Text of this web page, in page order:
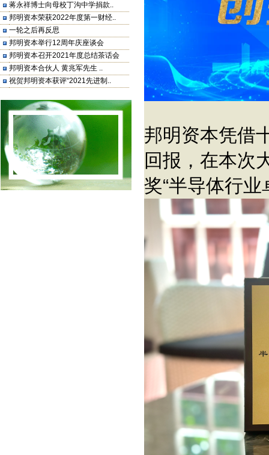
蒋永祥博士向母校丁沟中学捐款..
邦明资本荣获2022年度第一财经..
一轮之后再反思
邦明资本举行12周年庆座谈会
邦明资本召开2021年度总结茶话会
邦明资本合伙人 黄兆军先生 ..
祝贺邦明资本获评“2021先进制..
邦明资本凭借
回报，在本次
奖“半导体行